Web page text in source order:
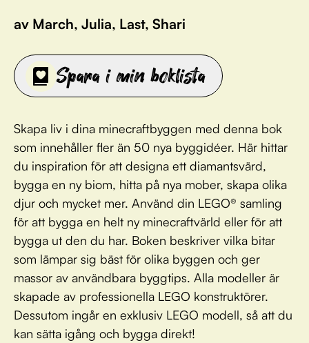
av March, Julia, Last, Shari
Spara i min boklista
Skapa liv i dina minecraftbyggen med denna bok
som innehåller fler än 50 nya byggidéer. Här hittar
du inspiration för att designa ett diamantsvärd,
bygga en ny biom, hitta på nya mober, skapa olika
djur och mycket mer. Använd din LEGO® samling
för att bygga en helt ny minecraftvärld eller för att
bygga ut den du har. Boken beskriver vilka bitar
som lämpar sig bäst för olika byggen och ger
massor av användbara byggtips. Alla modeller är
skapade av professionella LEGO konstruktörer.
Dessutom ingår en exklusiv LEGO modell, så att du
kan sätta igång och bygga direkt!